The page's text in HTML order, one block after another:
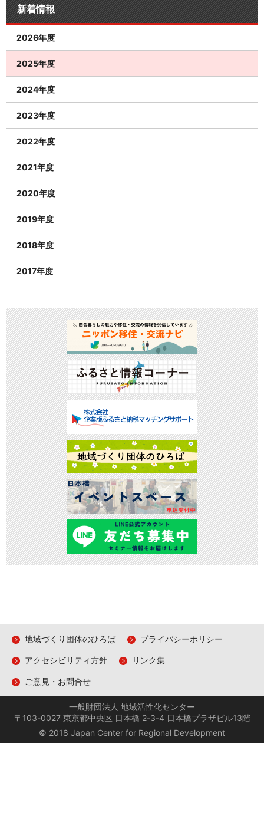
新着情報
2026年度
2025年度
2024年度
2023年度
2022年度
2021年度
2020年度
2019年度
2018年度
2017年度
地域づくり団体のひろば プライバシーポリシー
アクセシビリティ方針 リンク集
ご意見・お問合せ
一般財団法人 地域活性化センター
〒103-0027 東京都中央区 日本橋 2-3-4 日本橋プラザビル13階
© 2018 Japan Center for Regional Development